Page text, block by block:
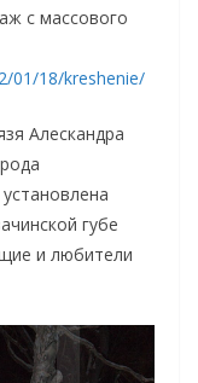
с массового
01/18/kreshenie/
Алескандра
губе
и любители